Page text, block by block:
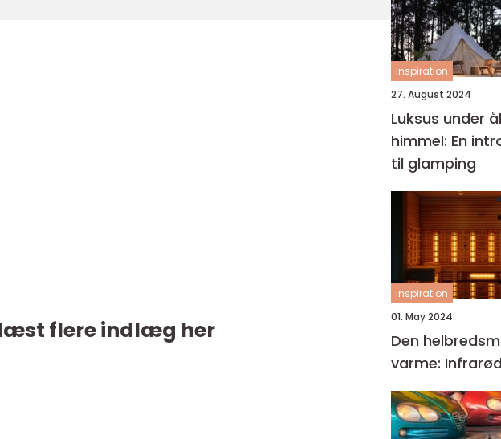
flere indlæg her
inspiration
27. August 2024
Luksus under
himmel: En
til glamping
inspiration
01. May 2024
Den
varme: